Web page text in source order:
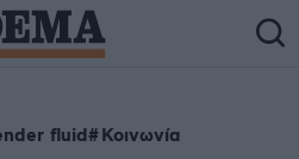
fluid Κοινωνία